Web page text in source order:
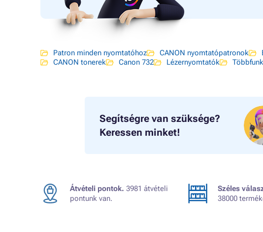
Patron minden nyomtatóhoz CANON nyomtatópatronok
CANON tonerek
Canon 732 Lézernyomtatók
Segítségre van szüksége?
Keressen minket!
Átvételi pontok. 3981 átvételi
pontunk van.
Széles
38000